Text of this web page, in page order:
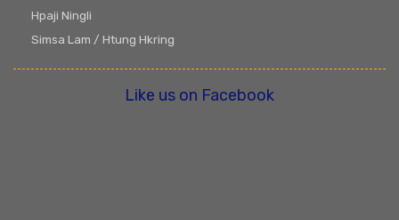
Hpaji Ningli
Simsa Lam / Htung Hkring
Like us on Facebook